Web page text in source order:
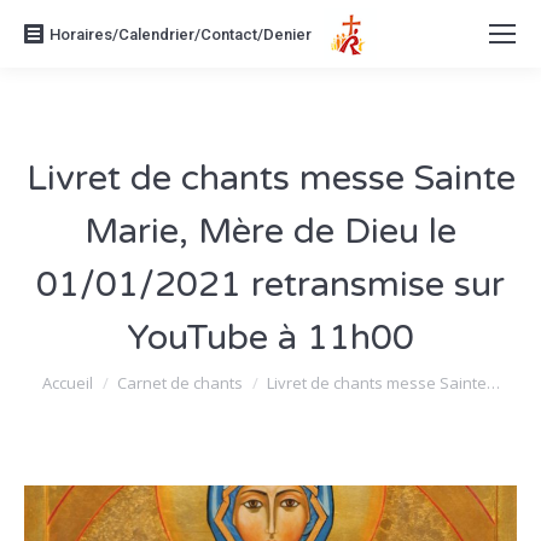
Horaires/Calendrier/Contact/Denier
Livret de chants messe Sainte
Marie, Mère de Dieu le
01/01/2021 retransmise sur
YouTube à 11h00
Vous êtes ici :
Accueil Carnet de chants Livret de chants messe Sainte…